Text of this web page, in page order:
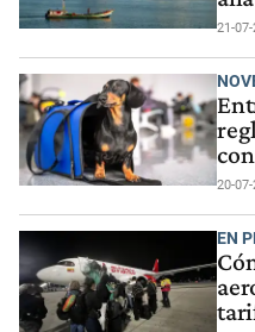
21-
20-
EN